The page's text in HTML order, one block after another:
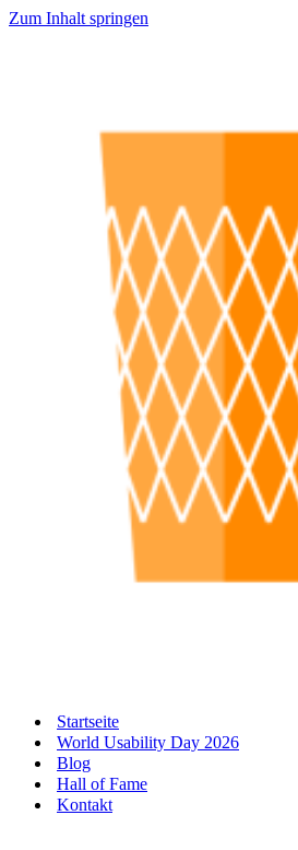
Zum Inhalt springen
Startseite
World Usability Day 2026
Blog
Hall of Fame
Kontakt